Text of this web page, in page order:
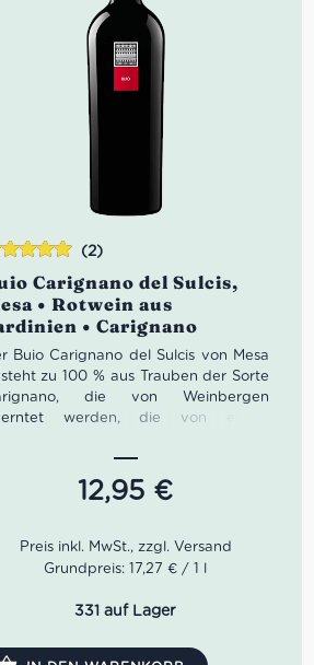
Carignano del Sulcis,
• Rotwein aus
• Carignano
(2)
Buio Carignano del Sulcis von Mesa
zu 100 % aus Trauben der Sorte
die von Weinbergen
werden, die von einem
Die Ernte erfolgt manuell, während
alkoholische Gärung des Mostes in
und Zementtanks von kurzer
der Name schon sagt, zeichnet
Buio durch eine dunkle, dichte,
eine ebenso dunkle, fruchtige
Der Geschmack ist weich und
12,95 €
Bewertet
5.00von
5
Grundpreis: 17,27 € / 1 l
331 auf Lager